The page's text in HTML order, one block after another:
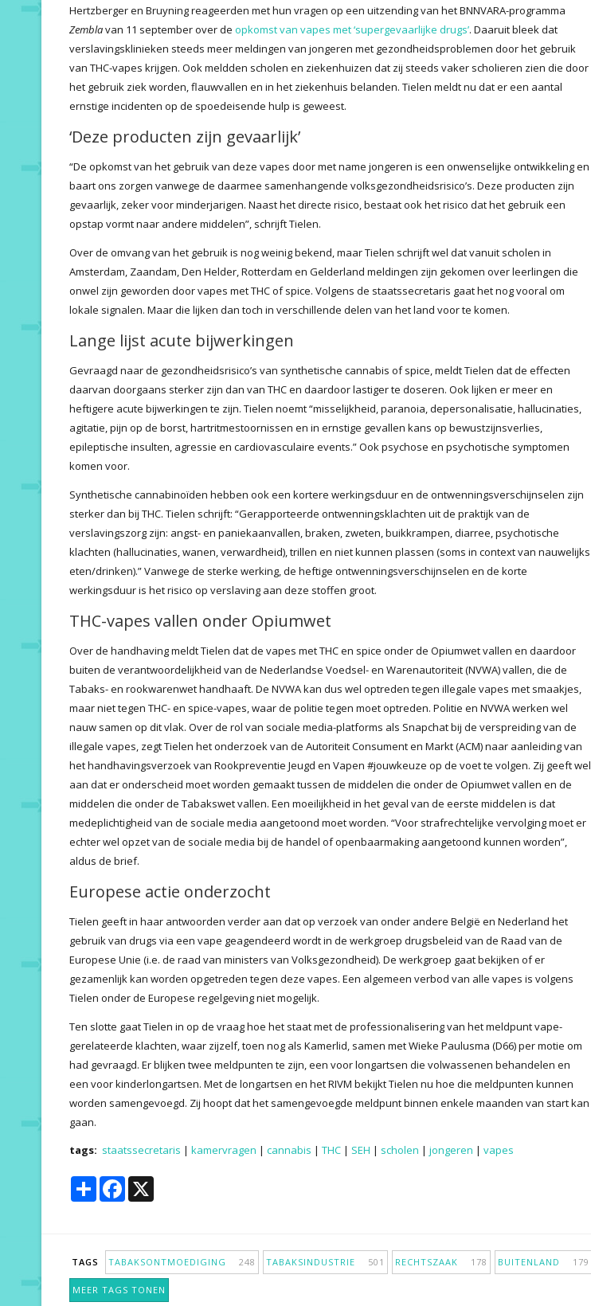
Hertzberger en Bruyning reageerden met hun vragen op een uitzending van het BNNVARA-programma
Zemblavan 11 september over de opkomst van vapes met ‘supergevaarlijke drugs’. Daaruit bleek dat
verslavingsklinieken steeds meer meldingen van jongeren met gezondheidsproblemen door het gebruik
van THC-vapes krijgen. Ook meldden scholen en ziekenhuizen dat zij steeds vaker scholieren zien die door
het gebruik ziek worden, flauwvallen en in het ziekenhuis belanden. Tielen meldt nu dat er een aantal
ernstige incidenten op de spoedeisende hulp is geweest.
‘Deze producten zijn gevaarlijk’
“De opkomst van het gebruik van deze vapes door met name jongeren is een onwenselijke ontwikkeling en
baart ons zorgen vanwege de daarmee samenhangende volksgezondheidsrisico’s. Deze producten zijn
gevaarlijk, zeker voor minderjarigen. Naast het directe risico, bestaat ook het risico dat het gebruik een
opstap vormt naar andere middelen”, schrijft Tielen.
Over de omvang van het gebruik is nog weinig bekend, maar Tielen schrijft wel dat vanuit scholen in
Amsterdam, Zaandam, Den Helder, Rotterdam en Gelderland meldingen zijn gekomen over leerlingen die
onwel zijn geworden door vapes met THC of spice. Volgens de staatssecretaris gaat het nog vooral om
lokale signalen. Maar die lijken dan toch in verschillende delen van het land voor te komen.
Lange lijst acute bijwerkingen
Gevraagd naar de gezondheidsrisico’s van synthetische cannabis of spice, meldt Tielen dat de effecten
daarvan doorgaans sterker zijn dan van THC en daardoor lastiger te doseren. Ook lijken er meer en
heftigere acute bijwerkingen te zijn. Tielen noemt “misselijkheid, paranoia, depersonalisatie, hallucinaties,
agitatie, pijn op de borst, hartritmestoornissen en in ernstige gevallen kans op bewustzijnsverlies,
epileptische insulten, agressie en cardiovasculaire events.” Ook psychose en psychotische symptomen
komen voor.
Synthetische cannabinoïden hebben ook een kortere werkingsduur en de ontwenningsverschijnselen zijn
sterker dan bij THC. Tielen schrijft: “Gerapporteerde ontwenningsklachten uit de praktijk van de
verslavingszorg zijn: angst- en paniekaanvallen, braken, zweten, buikkrampen, diarree, psychotische
klachten (hallucinaties, wanen, verwardheid), trillen en niet kunnen plassen (soms in context van nauwelijks
eten/drinken).” Vanwege de sterke werking, de heftige ontwenningsverschijnselen en de korte
werkingsduur is het risico op verslaving aan deze stoffen groot.
THC-vapes vallen onder Opiumwet
Over de handhaving meldt Tielen dat de vapes met THC en spice onder de Opiumwet vallen en daardoor
buiten de verantwoordelijkheid van de Nederlandse Voedsel- en Warenautoriteit (NVWA) vallen, die de
Tabaks- en rookwarenwet handhaaft. De NVWA kan dus wel optreden tegen illegale vapes met smaakjes,
maar niet tegen THC- en spice-vapes, waar de politie tegen moet optreden. Politie en NVWA werken wel
nauw samen op dit vlak. Over de rol van sociale media-platforms als Snapchat bij de verspreiding van de
illegale vapes, zegt Tielen het onderzoek van de Autoriteit Consument en Markt (ACM) naar aanleiding van
het handhavingsverzoek van Rookpreventie Jeugd en Vapen #jouwkeuze op de voet te volgen. Zij geeft wel
aan dat er onderscheid moet worden gemaakt tussen de middelen die onder de Opiumwet vallen en de
middelen die onder de Tabakswet vallen. Een moeilijkheid in het geval van de eerste middelen is dat
medeplichtigheid van de sociale media aangetoond moet worden. “Voor strafrechtelijke vervolging moet er
echter wel opzet van de sociale media bij de handel of openbaarmaking aangetoond kunnen worden”,
aldus de brief.
Europese actie onderzocht
Tielen geeft in haar antwoorden verder aan dat op verzoek van onder andere België en Nederland het
gebruik van drugs via een vape geagendeerd wordt in de werkgroep drugsbeleid van de Raad van de
Europese Unie (i.e. de raad van ministers van Volksgezondheid). De werkgroep gaat bekijken of er
gezamenlijk kan worden opgetreden tegen deze vapes. Een algemeen verbod van alle vapes is volgens
Tielen onder de Europese regelgeving niet mogelijk.
Ten slotte gaat Tielen in op de vraag hoe het staat met de professionalisering van het meldpunt vape-
gerelateerde klachten, waar zijzelf, toen nog als Kamerlid, samen met Wieke Paulusma (D66) per motie om
had gevraagd. Er blijken twee meldpunten te zijn, een voor longartsen die volwassenen behandelen en
een voor kinderlongartsen. Met de longartsen en het RIVM bekijkt Tielen nu hoe die meldpunten kunnen
worden samengevoegd. Zij hoopt dat het samengevoegde meldpunt binnen enkele maanden van start kan
gaan.
tags: staatssecretaris | kamervragen | cannabis | THC | SEH | scholen | jongeren | vapes
Share Facebook
TAGS TABAKSONTMOEDIGING 248 TABAKSINDUSTRIE 501 RECHTSZAAK 178 BUITENLAND 179
MEER TAGS TONEN